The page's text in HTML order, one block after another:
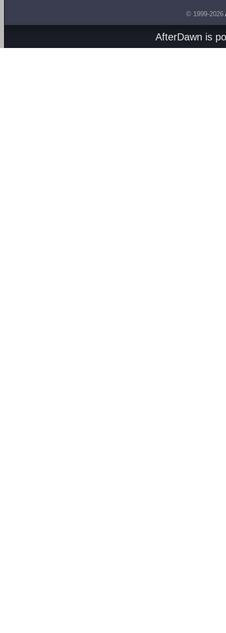
© 1999-2026
AfterDawn is